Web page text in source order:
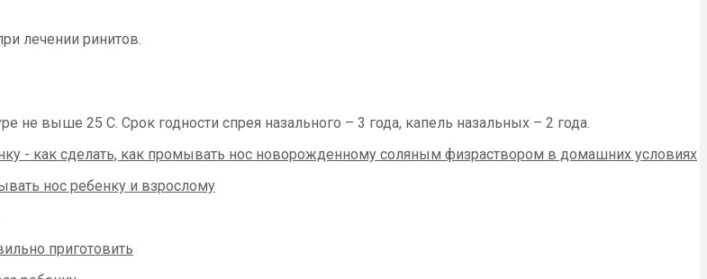
лечении ринитов.
не выше 25 C. Срок годности спрея назального – 3 года, капель назальных – 2 года.